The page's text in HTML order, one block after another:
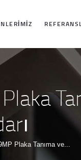
Plaka Tanıma ve...